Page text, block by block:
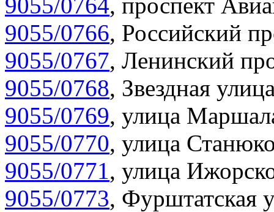
9055/0766, Российский
9055/0767, Ленинский
9055/0768, Звездная
9055/0769, улица
9055/0770, улица
9055/0771, улица
9055/0773, Фурштатская